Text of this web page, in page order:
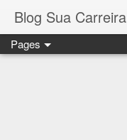
Blog Sua Carreira
Pages